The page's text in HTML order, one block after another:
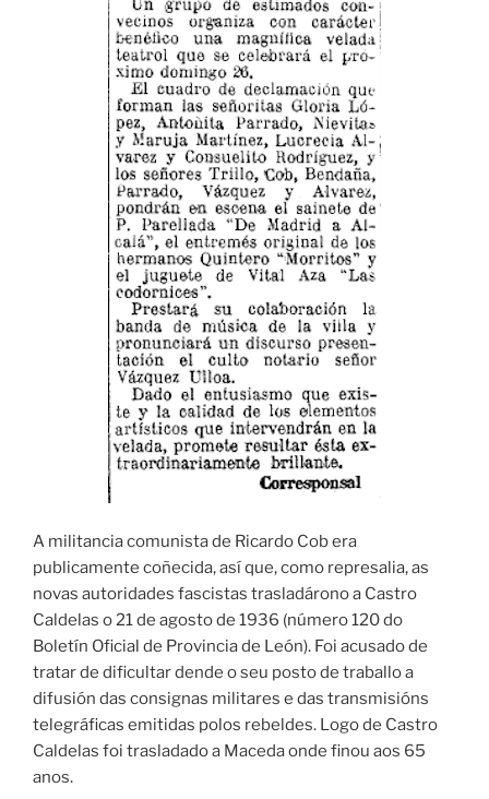
A militancia comunista de Ricardo Cob era
publicamente coñecida, así que, como represalia, as
novas autoridades fascistas trasladárono a Castro
Caldelas o 21 de agosto de 1936 (número 120 do
Boletín Oficial de Provincia de León). Foi acusado de
tratar de dificultar dende o seu posto de traballo a
difusión das consignas militares e das transmisións
telegráficas emitidas polos rebeldes. Logo de Castro
Caldelas foi trasladado a Maceda onde finou aos 65
anos.